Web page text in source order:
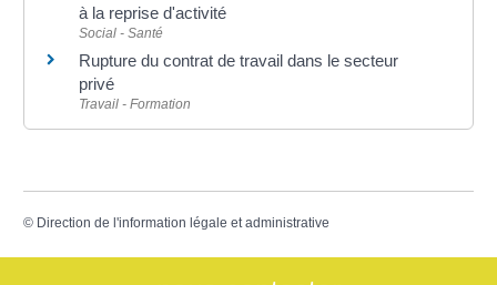
à la reprise d'activité
Social - Santé
Rupture du contrat de travail dans le secteur
privé
Travail - Formation
© Direction de l'information légale et administrative